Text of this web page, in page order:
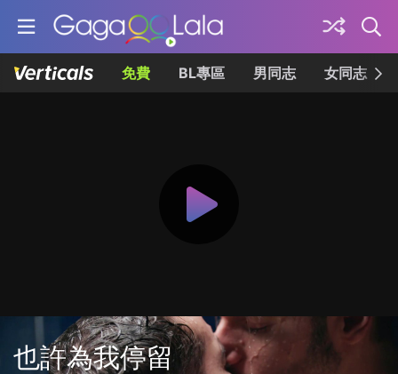
免費 BL專區 男同志 女同志
也許為我停留